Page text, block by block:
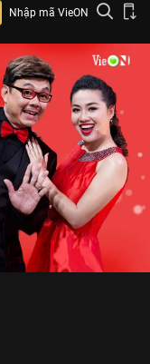
Nhập mã VieON